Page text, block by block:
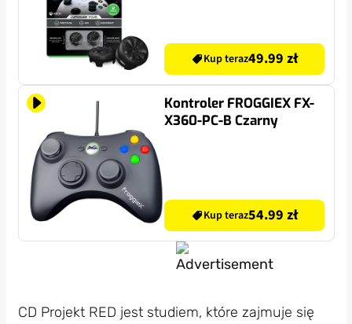
Kup teraz49.99 zł
Kontroler FROGGIEX FX-
X360-PC-B Czarny
Kup teraz54.99 zł
CD Projekt RED jest studiem, które zajmuje się